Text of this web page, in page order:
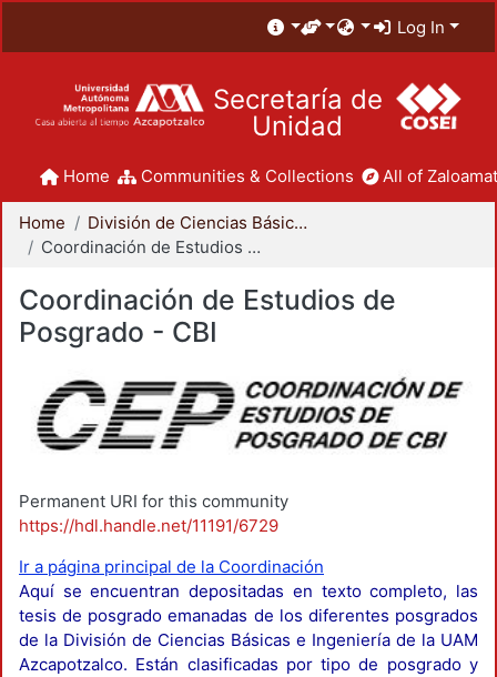
Log In
Secretaría de
Unidad
Home Communities & Collections All of
Home
División de Ciencias Básicas e Ingeniería
Coordinación de Estudios de Posgrado - CBI
Coordinación de Estudios de
Posgrado - CBI
Permanent URI for this community
https://hdl.handle.net/11191/6729
Ir a página principal de la Coordinación
Aquí se encuentran depositadas en texto completo, las
tesis de posgrado emanadas de los diferentes posgrados
de la División de Ciencias Básicas e Ingeniería de la UAM
Azcapotzalco. Están clasificadas por tipo de posgrado y